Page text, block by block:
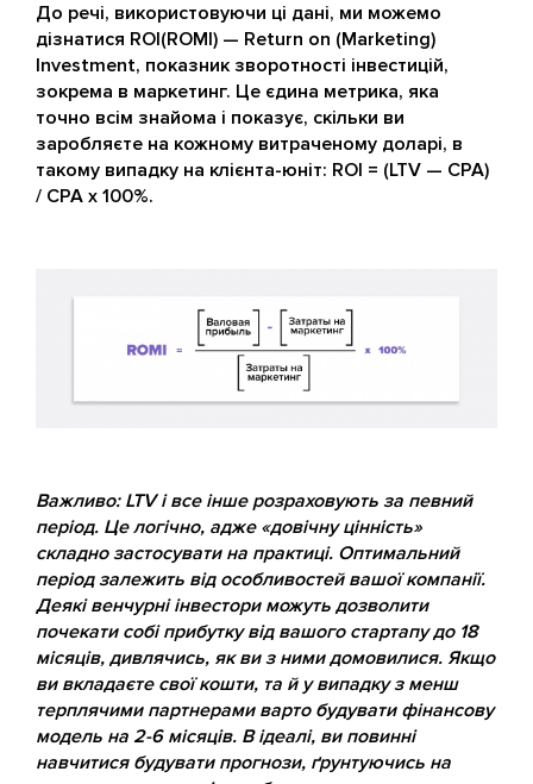
До речі, використовуючи ці дані, ми можемо
дізнатися ROI(ROMI) — Return on (Marketing)
Investment, показник зворотності інвестицій,
зокрема в маркетинг. Це єдина метрика, яка
точно всім знайома і показує, скільки ви
заробляєте на кожному витраченому доларі, в
такому випадку на клієнта-юніт: ROI = (LTV — CPA)
/ CPA х 100%.
Важливо: LTV і все інше розраховують за певний
період. Це логічно, адже «довічну цінність»
складно застосувати на практиці. Оптимальний
період залежить від особливостей вашої компанії.
Деякі венчурні інвестори можуть дозволити
почекати собі прибутку від вашого стартапу до 18
місяців, дивлячись, як ви з ними домовилися. Якщо
ви вкладаєте свої кошти, та й у випадку з менш
терплячими партнерами варто будувати фінансову
модель на 2-6 місяців. В ідеалі, ви повинні
навчитися будувати прогнози, ґрунтуючись на